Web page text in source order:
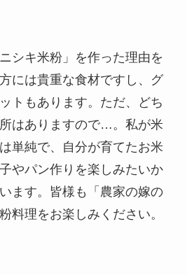
シキ米粉」を作った理由を
には貴重な食材ですし、グ
トもあります。ただ、どち
はありますので…。私が米
単純で、自分が育てたお米
やパン作りを楽しみたいか
ます。皆様も「農家の嫁の
料理をお楽しみください。